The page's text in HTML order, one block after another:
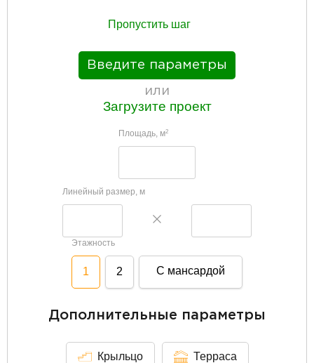
Пропустить шаг
Введите параметры
или
Загрузите проект
Площадь, м2
Линейный размер, м
Этажность
1 2 С мансардой
Дополнительные параметры
Крыльцо Терраса